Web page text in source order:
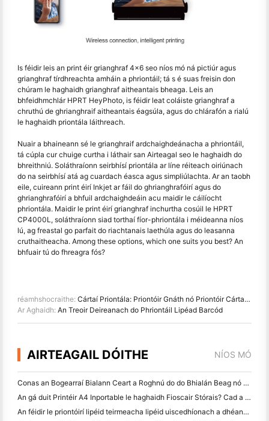
Is féidir leis an print éir grianghraf 4x6 seo níos mó ná pictiúr agus
grianghraf tírdhreachta amháin a phriontáil; tá s é suas freisin don
chúram le haghaidh grianghraf aitheantais bheaga. Leis an
bhfeidhmchlár HPRT HeyPhoto, is féidir leat coláiste grianghraf a
chruthú de ghrianghraif aitheantais éagsúla, agus do chlárafón a rialú
le haghaidh priontála láithreach.
Nuair a bhaineann sé le grianghraif ardchaighdeánacha a phriontáil,
tá cúpla cur chuige curtha i láthair san Airteagal seo le haghaidh do
bhreithniú. Soláthraíonn seirbhísí priontála ar líne réiteach oiriúnach
do na seirbhísí atá ag cuardach éasca agus simpliúlachta. Ar an taobh
eile, cuireann print éirí Inkjet ar fáil do ghrianghrafóirí agus do
ghrianghrafóirí a bhfuil ardchaighdeáin acu maidir le cáilíocht
phriontála. Maidir le print éirí grianghraf inchurtha cosúil le HPRT
CP4000L, soláthraíonn siad torthaí fíor-phriontála i méideanna níos
lú, ag freastal go parfait do riachtanais laethúla agus do leasanna
cruthaitheacha. Among these options, which one suits you best? An
bhfuair tú do fhreagra fós?
réamhshocraithe: Cártaí Priontála: Priontóir Gnáth nó Priontóir Cártaí PVC á n- úsáid?
Ar Aghaidh: An Treoir Deireanach do Phriontáil Lipéad Barcód
AIRTEAGAIL DÓITHE NÍOS MÓ
Conas an Bogearraí Bialann Ceart a Roghnú do do Bhialán Beag nó Meánmhéide
An gá duit Printéir A4 Inportable le haghaidh Fioscair Stórais? Cad a Oibríonn i ndáiríre
An féidir le priontóirí lipéid teirmeacha lipéid uiscedhíonach a dhéanamh do tháirgí gnó beag?